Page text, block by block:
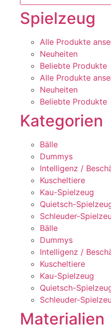
Spielzeug
Alle Produkte
Neuheiten
Beliebte Produkte
Alle Produkte
Neuheiten
Beliebte Produkte
Kategorien
Bälle
Dummys
Intelligenz /
Kuscheltiere
Kau-Spielzeug
Quietsch-
Schleuder-
Bälle
Dummys
Intelligenz /
Kuscheltiere
Kau-Spielzeug
Quietsch-
Schleuder-
Materialien